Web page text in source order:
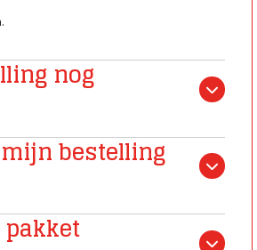
nog
bestelling